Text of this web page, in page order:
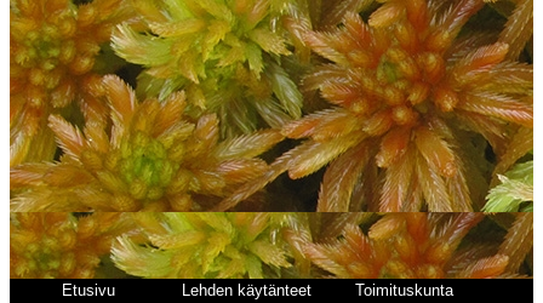
Etusivu Lehden käytänteet
Toimituskunta